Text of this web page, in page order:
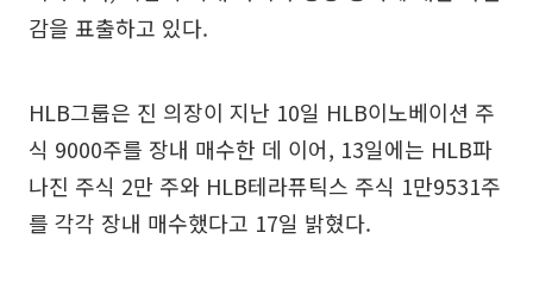
감을 표출하고 있다.
HLB그룹은 진 의장이 지난 10일 HLB이노베이션 주
식 9000주를 장내 매수한 데 이어, 13일에는 HLB파
나진 주식 2만 주와 HLB테라퓨틱스 주식 1만9531주
를 각각 장내 매수했다고 17일 밝혔다.